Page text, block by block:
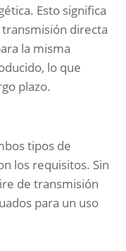
Esto significa
directa
la misma
lo que
plazo.
tipos de
los requisitos. Sin
de transmisión
para un uso